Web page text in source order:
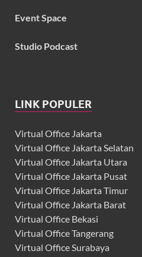
Event Space
Studio Podcast
LINK POPULER
Virtual Office Jakarta
Virtual Office Jakarta Selatan
Virtual Office Jakarta Utara
Virtual Office Jakarta Pusat
Virtual Office Jakarta Timur
Virtual Office Jakarta Barat
Virtual Office Bekasi
Virtual Office Tangerang
Virtual Office Surabaya